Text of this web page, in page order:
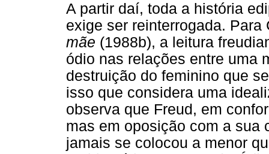
A partir daí, toda a história
exige ser reinterrogada.
mãe (1988b), a leitura
ódio nas relações entre uma
destruição do feminino que
isso que considera uma
observa que Freud, em
mas em oposição com a sua
jamais se colocou a menor